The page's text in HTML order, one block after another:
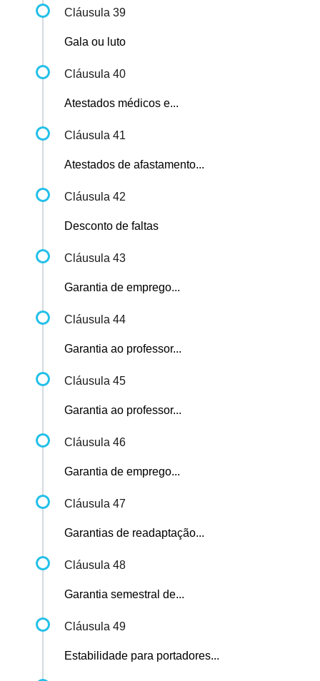
Cláusula 39
Gala ou luto
Cláusula 40
Atestados médicos e...
Cláusula 41
Atestados de afastamento...
Cláusula 42
Desconto de faltas
Cláusula 43
Garantia de emprego...
Cláusula 44
Garantia ao professor...
Cláusula 45
Garantia ao professor...
Cláusula 46
Garantia de emprego...
Cláusula 47
Garantias de readaptação...
Cláusula 48
Garantia semestral de...
Cláusula 49
Estabilidade para portadores...